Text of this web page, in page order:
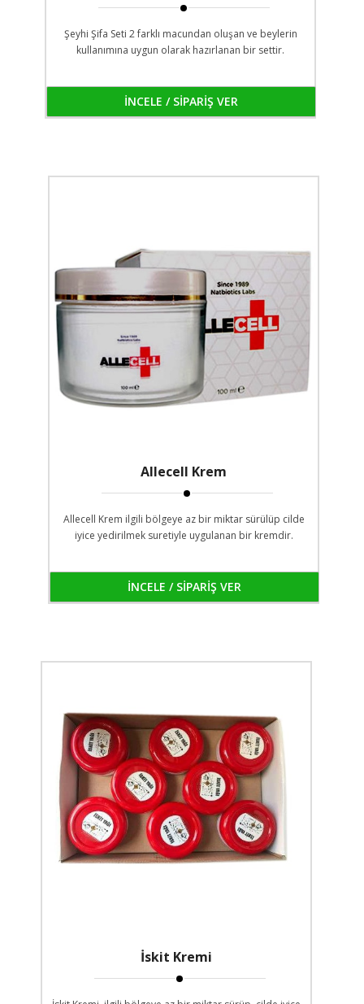
Şeyhi Şifa Seti 2 farklı macundan oluşan ve beylerin
kullanımına uygun olarak hazırlanan bir settir.
İNCELE / SİPARİŞ VER
Allecell Krem
Allecell Krem ilgili bölgeye az bir miktar sürülüp cilde
iyice yedirilmek suretiyle uygulanan bir kremdir.
İNCELE / SİPARİŞ VER
İskit Kremi